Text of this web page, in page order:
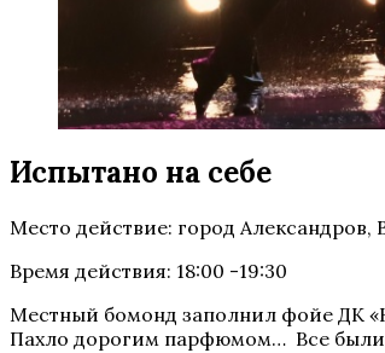
Испытано на себе
Место действие: город Александров,
Время действия: 18:00 -19:30
Местный бомонд заполнил фойе ДК
Пахло дорогим парфюмом… Все